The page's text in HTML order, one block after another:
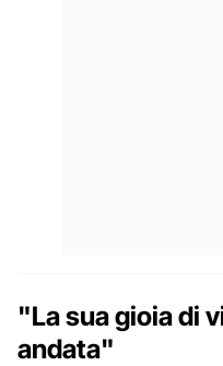
"La sua gioia di
andata"